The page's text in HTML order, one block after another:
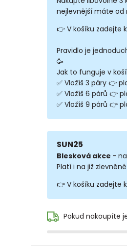
nejlevnější máte od
👉 V košíku zadejte
Pravidlo je
🥳
Jak to funguje v
✅ Vložíš 3 páry 👉
✅ Vložíš 6 párů 👉
✅ Vložíš 9 párů 👉
SUN25
Blesková akce -
Platí i na již
👉 V košíku zadejte
Pokud nakoupíte